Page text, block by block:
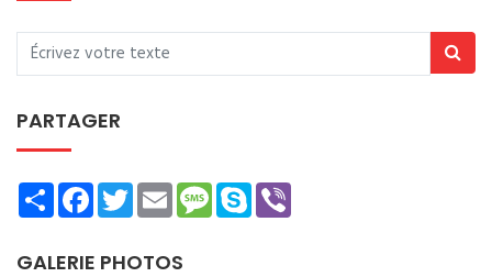
PARTAGER
ShareFacebookTwitterEmailMessage
Skype
GALERIE PHOTOS